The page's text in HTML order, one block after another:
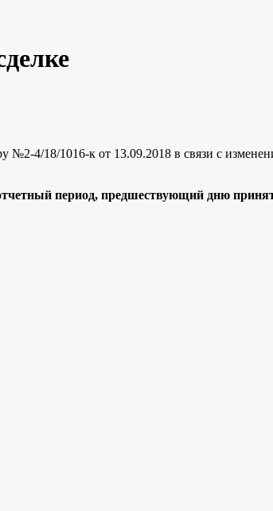
4/18/1016-к от 13.09.2018 в связи с
период, предшествующий дню